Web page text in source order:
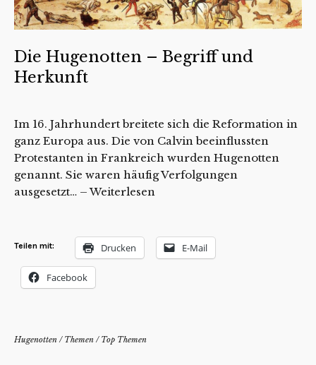
Die Hugenotten – Begriff und
Herkunft
Im 16. Jahrhundert breitete sich die Reformation in
ganz Europa aus. Die von Calvin beeinflussten
Protestanten in Frankreich wurden Hugenotten
genannt. Sie waren häufig Verfolgungen
ausgesetzt… –Weiterlesen
Teilen mit: Drucken E-Mail
Facebook
Hugenotten / Themen / Top Themen